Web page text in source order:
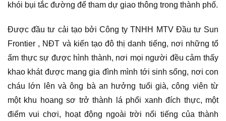
khói bụi tắc đường để tham dự giao thông trong thành phố.
Được đầu tư cải tạo bởi Công ty TNHH MTV Đầu tư Sun
Frontier , NĐT và kiến tạo đô thị danh tiếng, nơi những tổ
ấm thực sự được hình thành, nơi mọi người đều cảm thấy
khao khát được mang gia đình mình tới sinh sống, nơi con
cháu lớn lên và ông bà an hưởng tuổi già, công viên từ
một khu hoang sơ trở thành lá phổi xanh đích thực, một
điểm vui chơi, hoạt động ngoài trời nổi tiếng của thành